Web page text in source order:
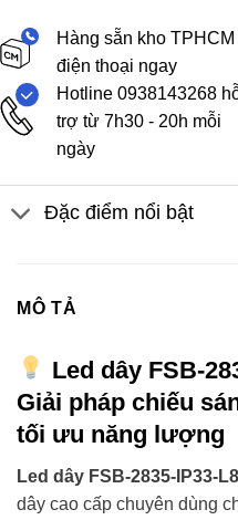
Hàng sẵn kho TPHCM
điện thoại ngay
Hotline 0938143268
trợ từ 7h30 - 20h mỗi
ngày
Đặc điểm nổi bật
MÔ TẢ
Led dây FSB-
Giải pháp chiếu
tối ưu năng lượng
Led dây FSB-2835-IP33-
dây cao cấp chuyên dùng